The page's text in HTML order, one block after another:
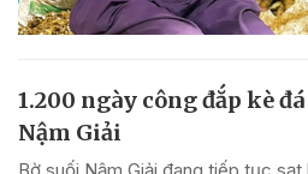
1.200 ngày công đắp kè
Nậm Giải
Bờ suối Nậm Giải đang tiếp tục